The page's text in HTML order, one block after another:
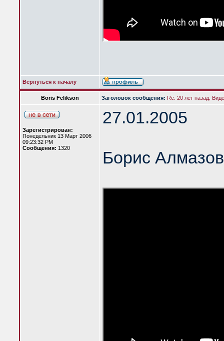
Вернуться к началу
Boris Felikson Заголовок сообщения: Re: 20 лет назад.
Зарегистрирован:
Понедельник 13 Март 2006
09:23:32 PM
Сообщения: 1320
27.01.2005
Борис